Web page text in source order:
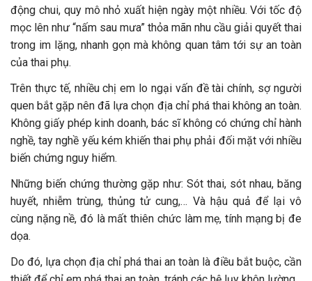
động chui, quy mô nhỏ xuất hiện ngày một nhiều. Với tốc độ
mọc lên như “nấm sau mưa” thỏa mãn nhu cầu giải quyết thai
trong im lặng, nhanh gọn mà không quan tâm tới sự an toàn
của thai phụ.
Trên thực tế, nhiều chị em lo ngại vấn đề tài chính, sợ người
quen bắt gặp nên đã lựa chọn địa chỉ phá thai không an toàn.
Không giấy phép kinh doanh, bác sĩ không có chứng chỉ hành
nghề, tay nghề yếu kém khiến thai phụ phải đối mặt với nhiều
biến chứng nguy hiểm.
Những biến chứng thường gặp như: Sót thai, sót nhau, băng
huyết, nhiễm trùng, thủng tử cung,… Và hậu quả để lại vô
cùng nặng nề, đó là mất thiên chức làm mẹ, tính mạng bị đe
dọa.
Do đó, lựa chọn địa chỉ phá thai an toàn là điều bắt buộc, cần